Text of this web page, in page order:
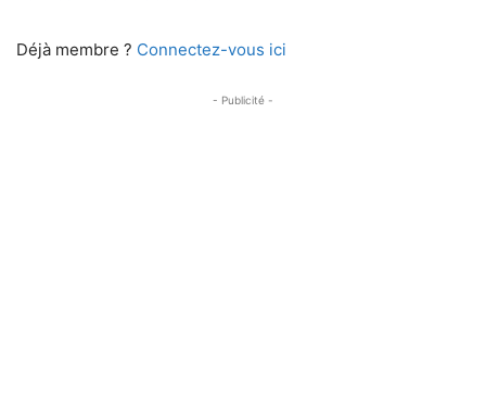
Déjà membre ? Connectez-vous ici
- Publicité -